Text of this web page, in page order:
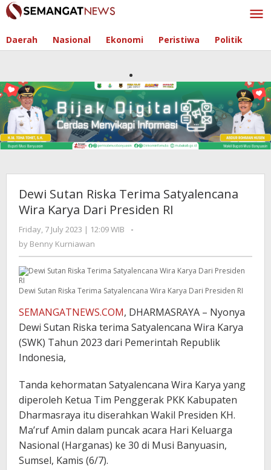
Skip
to
Daerah Nasional Ekonomi Peristiwa Politik
Dewi Sutan Riska Terima Satyalencana
Wira Karya Dari Presiden RI
Friday, 7 July 2023 | 12:09 WIB
by
-
by Benny Kurniawan
Dewi Sutan Riska Terima Satyalencana Wira Karya Dari Presiden RI
SEMANGATNEWS.COM, DHARMASRAYA – Nyonya
Dewi Sutan Riska terima Satyalencana Wira Karya
(SWK) Tahun 2023 dari Pemerintah Republik
Indonesia,
Tanda kehormatan Satyalencana Wira Karya yang
diperoleh Ketua Tim Penggerak PKK Kabupaten
Dharmasraya itu diserahkan Wakil Presiden KH.
Ma’ruf Amin dalam puncak acara Hari Keluarga
Nasional (Harganas) ke 30 di Musi Banyuasin,
Sumsel, Kamis (6/7).